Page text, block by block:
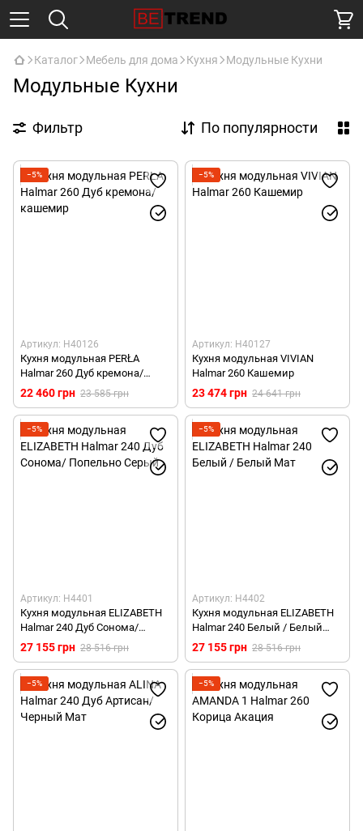
Каталог Мебель для дома Кухня Модульные Кухни
Модульные Кухни
Фильтр По популярности
−5%
Артикул: H40126
Кухня модульная PERŁA
Halmar 260 Дуб кремона/
кашемир
22 460 грн 23 585 грн
−5%
Артикул: H40127
Кухня модульная VIVIAN
Halmar 260 Кашемир
23 474 грн 24 641 грн
−5%
Артикул: H4401
Кухня модульная ELIZABETH
Halmar 240 Дуб Сонома/
Попельно Серый
27 155 грн 28 516 грн
−5%
Артикул: H4402
Кухня модульная ELIZABETH
Halmar 240 Белый / Белый
Мат
27 155 грн 28 516 грн
−5% −5%